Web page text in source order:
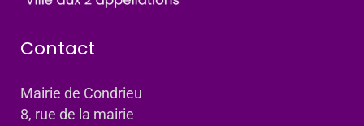
Contact
Mairie de Condrieu
8, rue de la mairie